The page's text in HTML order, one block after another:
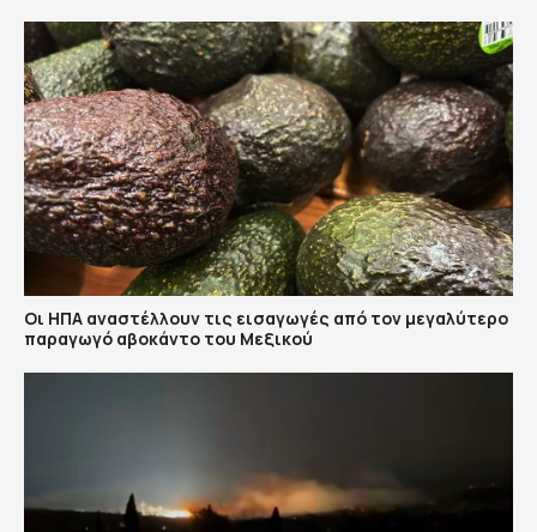
Οι ΗΠΑ αναστέλλουν τις εισαγωγές από τον μεγαλύτερο
παραγωγό αβοκάντο του Μεξικού